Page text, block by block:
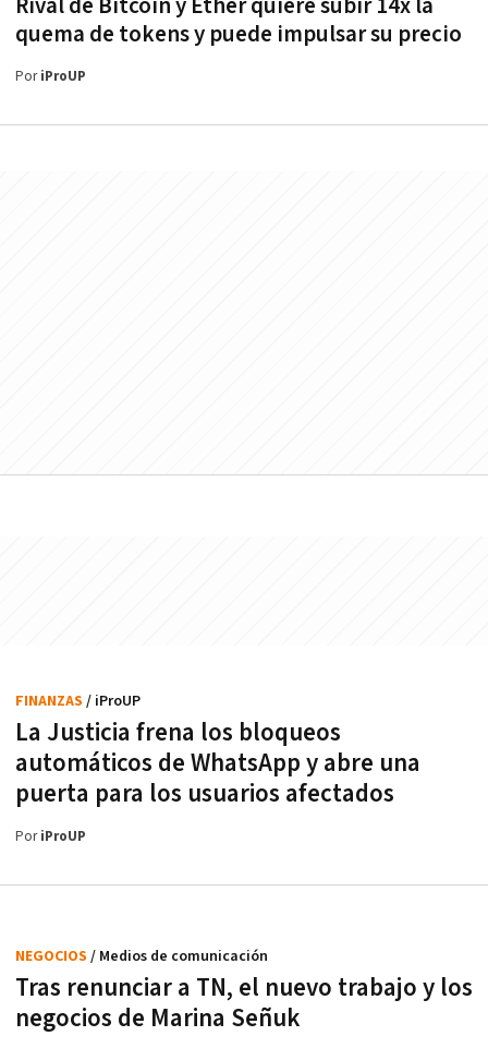
Rival de Bitcoin y Ether quiere subir 14x la
quema de tokens y puede impulsar su precio
PoriProUP
La Justicia frena los bloqueos
automáticos de WhatsApp y abre una
puerta para los usuarios afectados
FINANZAS / iProUP
PoriProUP
Tras renunciar a TN, el nuevo trabajo y los
negocios de Marina Señuk
NEGOCIOS / Medios de comunicación